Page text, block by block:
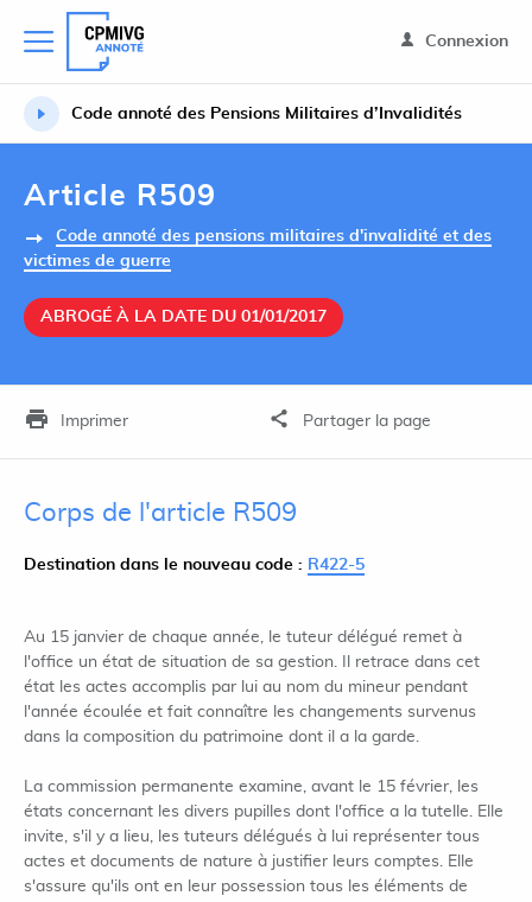
Connexion
Code annoté des Pensions Militaires d’Invalidités
Article R509
Code annoté des pensions militaires d'invalidité et des
victimes de guerre
ABROGÉ À LA DATE DU 01/01/2017
Imprimer Partager la page
Corps de l'article R509
Destination dans le nouveau code : R422-5
Au 15 janvier de chaque année, le tuteur délégué remet à
l'office un état de situation de sa gestion. Il retrace dans cet
état les actes accomplis par lui au nom du mineur pendant
l'année écoulée et fait connaître les changements survenus
dans la composition du patrimoine dont il a la garde.
La commission permanente examine, avant le 15 février, les
états concernant les divers pupilles dont l'office a la tutelle. Elle
invite, s'il y a lieu, les tuteurs délégués à lui représenter tous
actes et documents de nature à justifier leurs comptes. Elle
s'assure qu'ils ont en leur possession tous les éléments de